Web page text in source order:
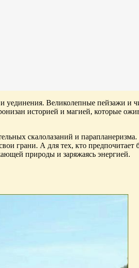
уединения. Великолепные пейзажи и
историей и магией, которые
скалолазаний и
грани. А для тех, кто
природы и заряжаясь энергией.